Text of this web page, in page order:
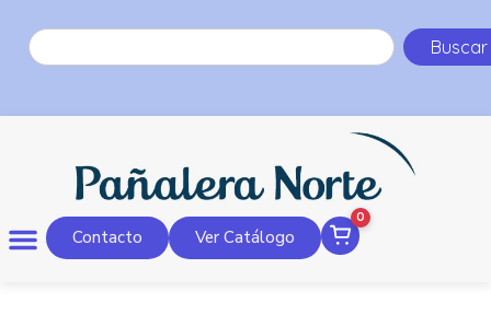
Buscar
Contacto Ver Catálogo
0